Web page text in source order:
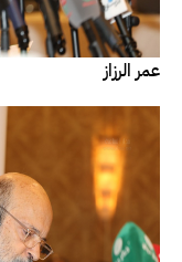
عمر الرزاز